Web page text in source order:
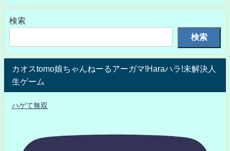
検索
検索
カオスtomo娘ちゃんねーるアーガマ!Haraハラ!未解決人
生ゲーム
ハゲて無双